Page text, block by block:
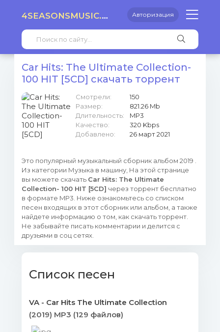
4SEASONSMUSIC.RU Авторизация
Car Hits: The Ultimate Collection-
100 HIT [5CD] скачать торрент
Смотрели:
150
Размер:
821.26 Mb
Длительность:
MP3
Качество:
320 Kbps
Добавлено:
26 март 2021
Это популярный музыкальный сборник альбом 2019 .
Из категории Музыка в машину, На этой странице
вы можете скачать Car Hits: The Ultimate
Collection- 100 HIT [5CD] через торрент бесплатно
в формате MP3. Ниже ознакомьтесь со списком
песен входящих в этот сборник или альбом, а также
найдете информацию о том, как скачать торрент.
Не забывайте писать комментарии и делится с
друзьями в соц сетях.
Список песен
VA - Car Hits The Ultimate Collection
(2019) MP3 (129 файлов)